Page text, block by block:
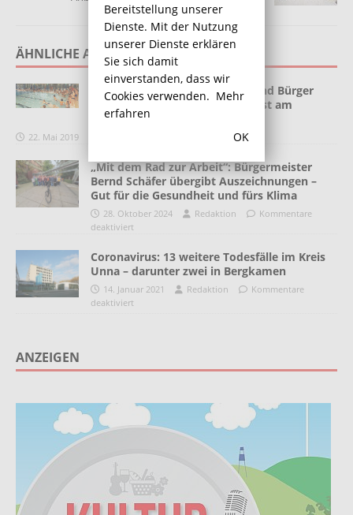
ÄHNLICHE ARTIKEL
Die Meinung der Bürgerinnen und Bürger
zum geplanten Ganzjahresbad ist am
Donnerstag gefragt.
22. Mai 2019 Kommentare deaktiviert
„Mit dem Rad zur Arbeit“: Bürgermeister
Bernd Schäfer übergibt Auszeichnungen –
Gut für die Gesundheit und fürs Klima
28. Oktober 2024 Redaktion
Kommentare
deaktiviert
Coronavirus: 13 weitere Todesfälle im Kreis
Unna – darunter zwei in Bergkamen
14. Januar 2021 Redaktion
Kommentare
deaktiviert
ANZEIGEN
Bereitstellung unserer
Dienste. Mit der Nutzung
unserer Dienste erklären
Sie sich damit
einverstanden, dass wir
Cookies verwenden. Mehr
erfahren
OK